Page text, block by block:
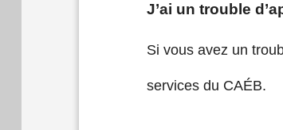
J’ai un trouble
Si vous avez un
services du CAÉB.